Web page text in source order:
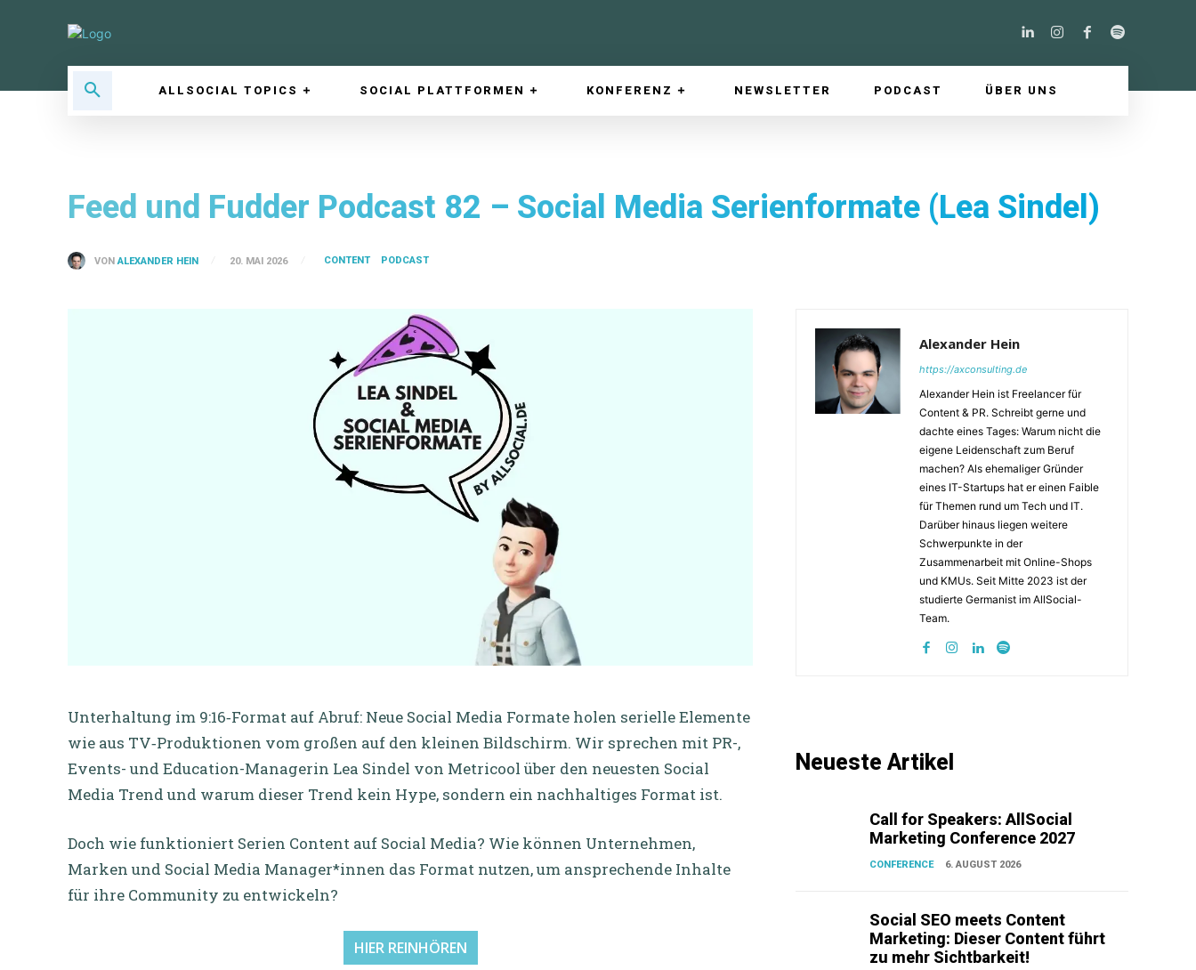
ALLSOCIAL TOPICS SOCIAL PLATTFORMEN KONFERENZ NEWSLETTER PODCAST ÜBER UNS
Feed und Fudder Podcast 82 – Social Media Serienformate (Lea Sindel)
VON ALEXANDER HEIN 20. MAI 2026 CONTENT PODCAST
Unterhaltung im 9:16‑Format auf Abruf: Neue Social Media Formate holen serielle Elemente
wie aus TV‑Produktionen vom großen auf den kleinen Bildschirm. Wir sprechen mit PR-,
Events- und Education-Managerin Lea Sindel von Metricool über den neuesten Social
Media Trend und warum dieser Trend kein Hype, sondern ein nachhaltiges Format ist.
Doch wie funktioniert Serien Content auf Social Media? Wie können Unternehmen,
Marken und Social Media Manager*innen das Format nutzen, um ansprechende Inhalte
für ihre Community zu entwickeln?
HIER REINHÖREN
Alexander Hein
https://axconsulting.de
Alexander Hein ist Freelancer für
Content & PR. Schreibt gerne und
dachte eines Tages: Warum nicht die
eigene Leidenschaft zum Beruf
machen? Als ehemaliger Gründer
eines IT-Startups hat er einen Faible
für Themen rund um Tech und IT.
Darüber hinaus liegen weitere
Schwerpunkte in der
Zusammenarbeit mit Online-Shops
und KMUs. Seit Mitte 2023 ist der
studierte Germanist im AllSocial-
Team.
Neueste Artikel
Call for Speakers: AllSocial
Marketing Conference 2027
CONFERENCE 6. AUGUST 2026
Social SEO meets Content
Marketing: Dieser Content führt
zu mehr Sichtbarkeit!